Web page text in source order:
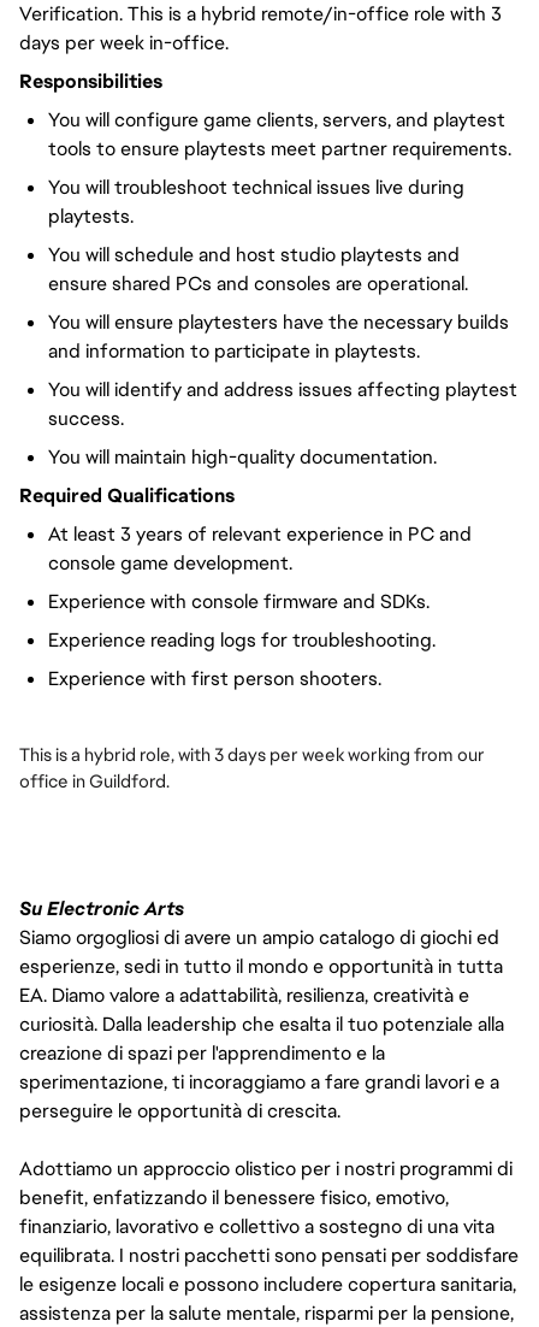
Verification. This is a hybrid remote/in-office role with 3
days per week in-office.
Responsibilities
You will configure game clients, servers, and playtest
tools to ensure playtests meet partner requirements.
You will troubleshoot technical issues live during
playtests.
You will schedule and host studio playtests and
ensure shared PCs and consoles are operational.
You will ensure playtesters have the necessary builds
and information to participate in playtests.
You will identify and address issues affecting playtest
success.
You will maintain high-quality documentation.
Required Qualifications
At least 3 years of relevant experience in PC and
console game development.
Experience with console firmware and SDKs.
Experience reading logs for troubleshooting.
Experience with first person shooters.
This is a hybrid role, with 3 days per week working from our
office in Guildford.
Su Electronic Arts
Siamo orgogliosi di avere un ampio catalogo di giochi ed
esperienze, sedi in tutto il mondo e opportunità in tutta
EA. Diamo valore a adattabilità, resilienza, creatività e
curiosità. Dalla leadership che esalta il tuo potenziale alla
creazione di spazi per l'apprendimento e la
sperimentazione, ti incoraggiamo a fare grandi lavori e a
perseguire le opportunità di crescita.
Adottiamo un approccio olistico per i nostri programmi di
benefit, enfatizzando il benessere fisico, emotivo,
finanziario, lavorativo e collettivo a sostegno di una vita
equilibrata. I nostri pacchetti sono pensati per soddisfare
le esigenze locali e possono includere copertura sanitaria,
assistenza per la salute mentale, risparmi per la pensione,